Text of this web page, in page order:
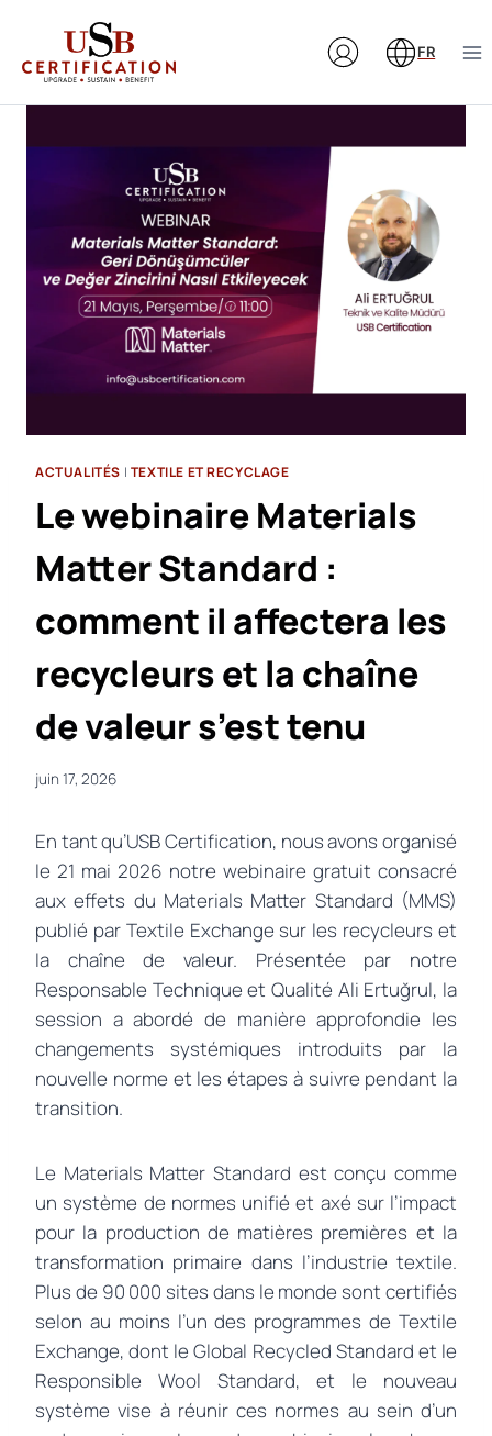
contenu
FR
ACTUALITÉS | TEXTILE ET RECYCLAGE
Le webinaire Materials
Matter Standard :
comment il affectera les
recycleurs et la chaîne
de valeur s’est tenu
juin 17, 2026
En tant qu’USB Certification, nous avons organisé
le 21 mai 2026 notre webinaire gratuit consacré
aux effets du Materials Matter Standard (MMS)
publié par Textile Exchange sur les recycleurs et
la chaîne de valeur. Présentée par notre
Responsable Technique et Qualité Ali Ertuğrul, la
session a abordé de manière approfondie les
changements systémiques introduits par la
nouvelle norme et les étapes à suivre pendant la
transition.
Le Materials Matter Standard est conçu comme
un système de normes unifié et axé sur l’impact
pour la production de matières premières et la
transformation primaire dans l’industrie textile.
Plus de 90 000 sites dans le monde sont certifiés
selon au moins l’un des programmes de Textile
Exchange, dont le Global Recycled Standard et le
Responsible Wool Standard, et le nouveau
système vise à réunir ces normes au sein d’un